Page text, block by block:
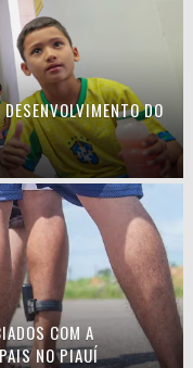
DO
COM A
NO PIAUÍ